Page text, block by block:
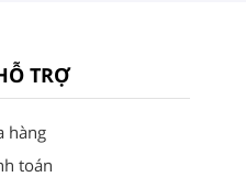
TRỢ
hàng
toán